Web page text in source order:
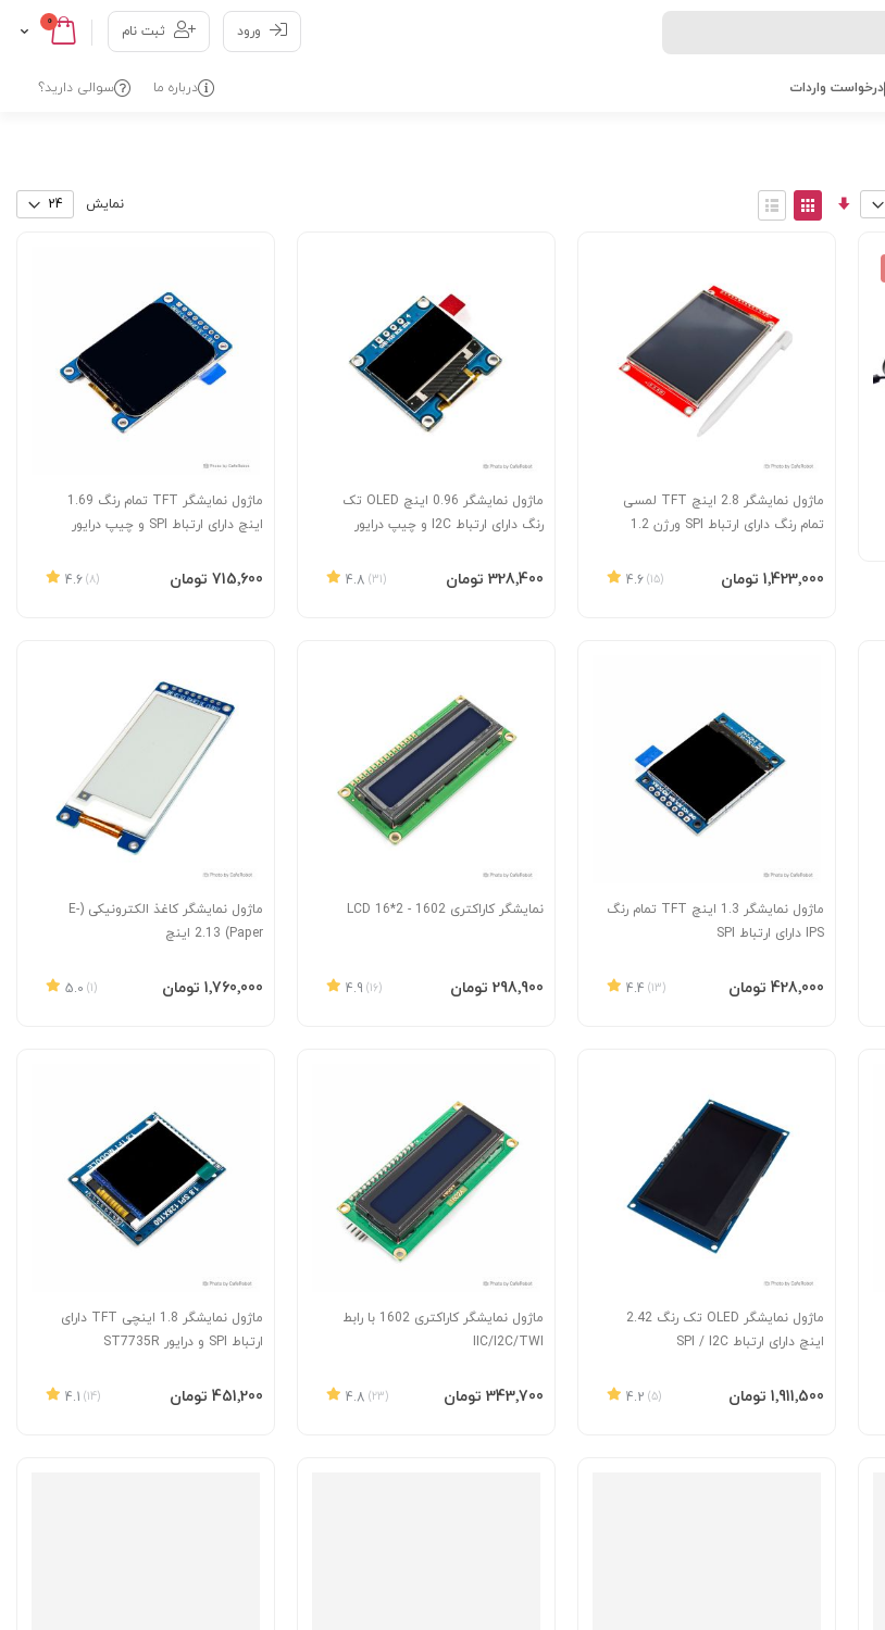
Cart0
Skip
to
ورود ثبت نام
درخواست واردات سوالی دارید؟ درباره ما
مرتب
سازی
View
as
نمایش
ماژول نمایشگر 2.8 اینچ TFT لمسی
تمام رنگ دارای ارتباط SPI ورژن 1.2
4.6 (15) ‎1٬423٬000 تومان
افزودن به سبد
ماژول نمایشگر 0.96 اینچ OLED تک
رنگ دارای ارتباط I2C و چیپ درایور
4.8
(31) ‎328٬400 تومان
افزودن به سبد
ماژول نمایشگر TFT تمام رنگ 1.69
اینچ دارای ارتباط SPI و چیپ درایور
4.6
(8) ‎715٬600 تومان
افزودن به سبد
ماژول نمایشگر 1.3 اینچ TFT تمام رنگ
IPS دارای ارتباط SPI
4.4 (13) ‎428٬000 تومان
افزودن به سبد
نمایشگر کاراکتری 1602 - LCD 16*2
4.9 (16) ‎298٬900 تومان
افزودن به سبد
ماژول نمایشگر کاغذ الکترونیکی (E-
Paper) 2.13 اینچ
5.0 (1) ‎1٬760٬000 تومان
افزودن به سبد
ماژول نمایشگر OLED تک رنگ 2.42
اینچ دارای ارتباط SPI / I2C
4.2 (5) ‎1٬911٬500 تومان
افزودن به سبد
ماژول نمایشگر کاراکتری 1602 با رابط
IIC/I2C/TWI
4.8 (23) ‎343٬700 تومان
افزودن به سبد
ماژول نمایشگر 1.8 اینچی TFT دارای
ارتباط SPI و درایور ST7735R
4.1 (14) ‎451٬200 تومان
افزودن به سبد